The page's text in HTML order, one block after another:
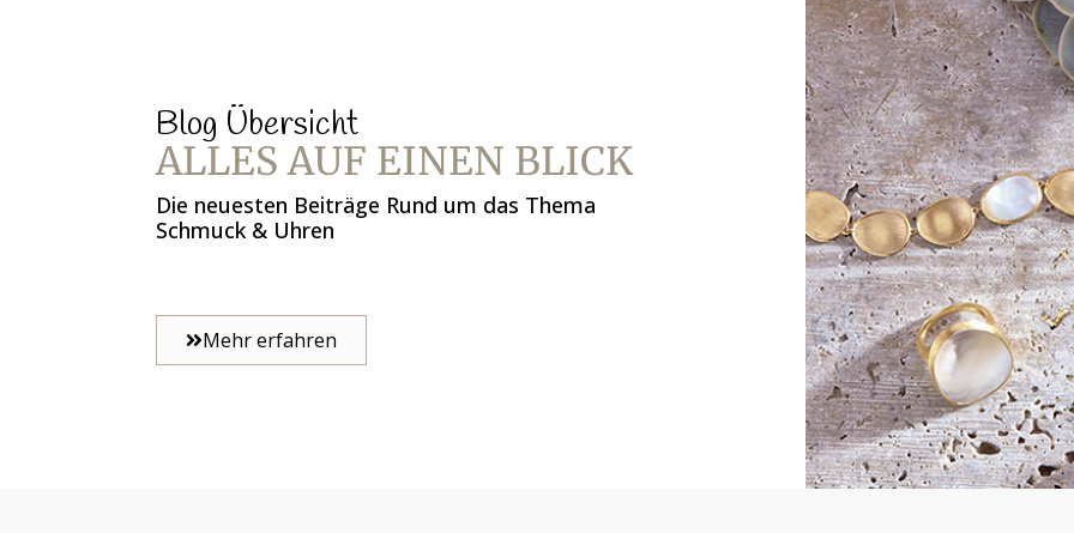
Blog Übersicht
ALLES AUF EINEN BLICK
Die neuesten Beiträge Rund um das Thema
Schmuck & Uhren
Mehr erfahren